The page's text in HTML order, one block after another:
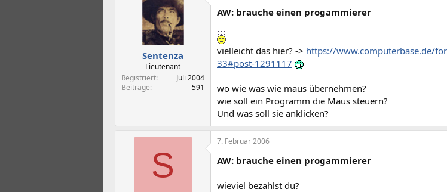
Sentenza
Lieutenant
Registriert
Juli 2004
Beiträge
591
AW: brauche einen progammierer
vielleicht das hier? -> https://www.computerbase.de/
33#post-1291117
wo wie was wie maus übernehmen?
wie soll ein Programm die Maus steuern?
Und was soll sie anklicken?
S
7. Februar 2006
AW: brauche einen progammierer
wieviel bezahlst du?